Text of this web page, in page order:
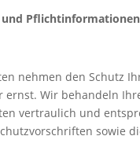
und Pflichtinformationen
nehmen den Schutz
ernst. Wir behandeln
vertraulich und
sowie